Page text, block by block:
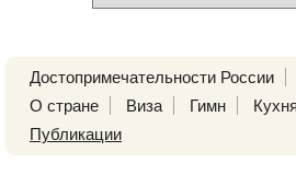
Достопримечательности России
О стране
Виза Гимн
Публикации